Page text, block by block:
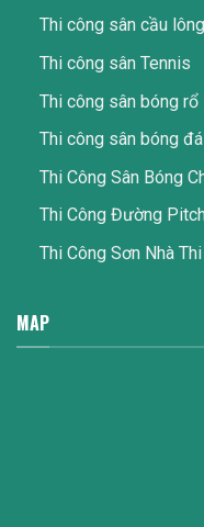
Thi công sân cầu lông
Thi công sân Tennis
Thi công sân bóng rổ
Thi công sân bóng
Thi Công Sân Bóng
Thi Công Đường
Thi Công Sơn Nhà
MAP